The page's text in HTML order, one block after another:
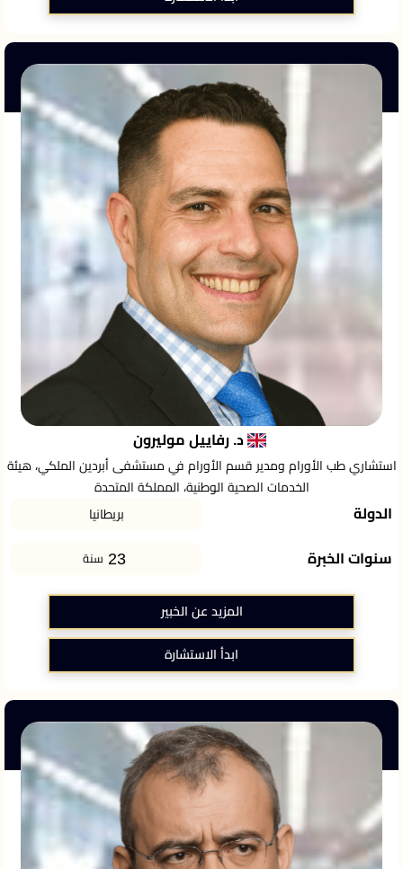
د. رفاييل موليرون
استشاري طب الأورام ومدير قسم الأورام في مستشفى أبردين الملكي، هيئة
الخدمات الصحية الوطنية، المملكة المتحدة
الدولة بريطانيا
سنوات الخبرة 23 سنة
المزيد عن الخبير
ابدأ الاستشارة